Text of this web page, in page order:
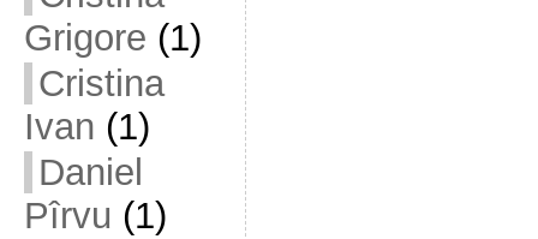
Grigore (1)
Cristina
Ivan (1)
Daniel
Pîrvu (1)